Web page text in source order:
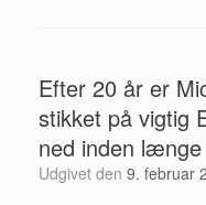
Efter 20 år er
stikket på vigtig
ned inden længe
Udgivet den 9. februar